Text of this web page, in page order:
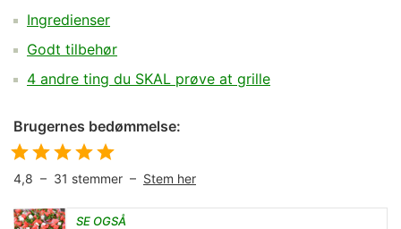
Ingredienser
Godt tilbehør
4 andre ting du SKAL prøve at grille
Brugernes bedømmelse:
4,8 – 31 stemmer – Stem her
SE OGSÅ